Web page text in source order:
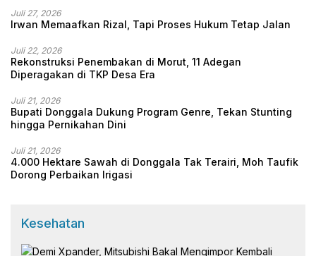
Juli 27, 2026
Irwan Memaafkan Rizal, Tapi Proses Hukum Tetap Jalan
Juli 22, 2026
Rekonstruksi Penembakan di Morut, 11 Adegan
Diperagakan di TKP Desa Era
Juli 21, 2026
Bupati Donggala Dukung Program Genre, Tekan Stunting
hingga Pernikahan Dini
Juli 21, 2026
4.000 Hektare Sawah di Donggala Tak Terairi, Moh Taufik
Dorong Perbaikan Irigasi
Kesehatan